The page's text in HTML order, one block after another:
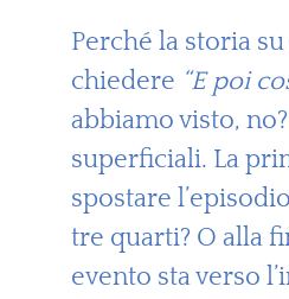
Perché la storia
chiedere “E poi
abbiamo visto,
superficiali. La
spostare
tre quarti? O alla
evento sta verso